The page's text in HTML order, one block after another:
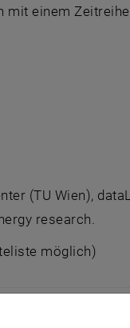
einem
(TU Wien),
research.
in einem neuen
möglich)